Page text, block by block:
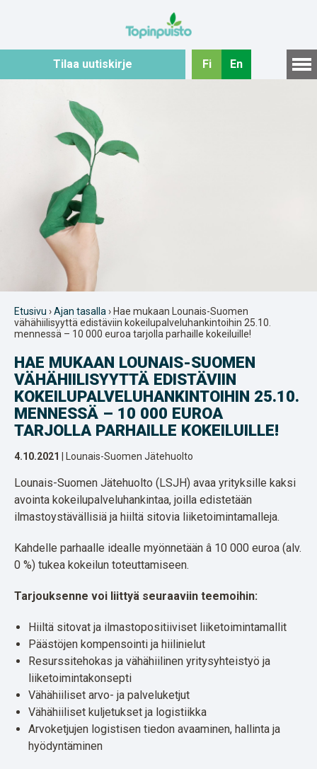
Tilaa uutiskirje Fi En
Etusivu ›Ajan tasalla › Hae mukaan Lounais-Suomen
vähähiilisyyttä edistäviin kokeilupalveluhankintoihin 25.10.
mennessä – 10 000 euroa tarjolla parhaille kokeiluille!
HAE MUKAAN LOUNAIS-SUOMEN
VÄHÄHIILISYYTTÄ EDISTÄVIIN
KOKEILUPALVELUHANKINTOIHIN 25.10.
MENNESSÄ – 10 000 EUROA
TARJOLLA PARHAILLE KOKEILUILLE!
4.10.2021 | Lounais-Suomen Jätehuolto
Lounais-Suomen Jätehuolto (LSJH) avaa yrityksille kaksi
avointa kokeilupalveluhankintaa, joilla edistetään
ilmastoystävällisiä ja hiiltä sitovia liiketoimintamalleja.
Kahdelle parhaalle idealle myönnetään â 10 000 euroa (alv.
0 %) tukea kokeilun toteuttamiseen.
Tarjouksenne voi liittyä seuraaviin teemoihin:
Hiiltä sitovat ja ilmastopositiiviset liiketoimintamallit
Päästöjen kompensointi ja hiilinielut
Resurssitehokas ja vähähiilinen yritysyhteistyö ja
liiketoimintakonsepti
Vähähiiliset arvo- ja palveluketjut
Vähähiiliset kuljetukset ja logistiikka
Arvoketjujen logistisen tiedon avaaminen, hallinta ja
hyödyntäminen